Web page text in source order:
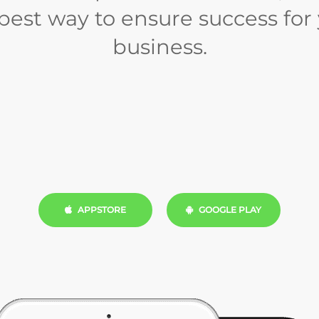
way to ensure success for
business.
APPSTORE GOOGLE PLAY